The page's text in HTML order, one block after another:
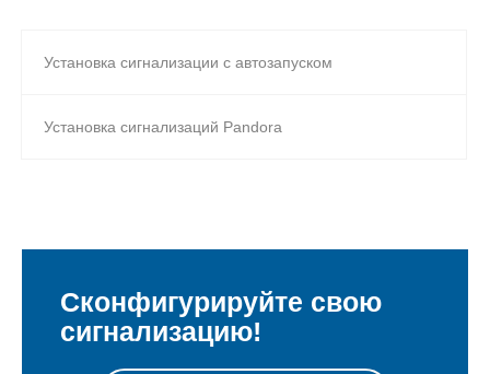
Установка сигнализации с автозапуском
Установка сигнализаций Pandora
Сконфигурируйте свою
сигнализацию!